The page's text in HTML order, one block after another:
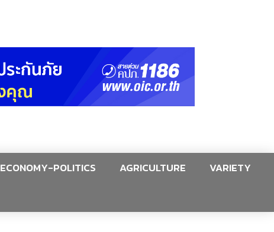
ECONOMY-POLITICS AGRICULTURE
VARIETY